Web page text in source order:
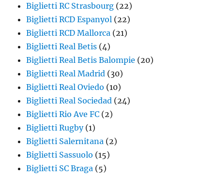
Biglietti RC Strasbourg (22)
Biglietti RCD Espanyol (22)
Biglietti RCD Mallorca (21)
Biglietti Real Betis (4)
Biglietti Real Betis Balompie (20)
Biglietti Real Madrid (30)
Biglietti Real Oviedo (10)
Biglietti Real Sociedad (24)
Biglietti Rio Ave FC (2)
Biglietti Rugby(1)
Biglietti Salernitana (2)
Biglietti Sassuolo (15)
Biglietti SC Braga (5)